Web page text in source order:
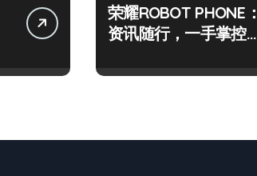
荣耀ROBOT PHONE：
资讯随行，一手掌控世